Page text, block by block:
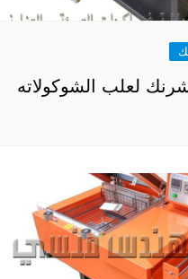
لعلب الشوكولاته